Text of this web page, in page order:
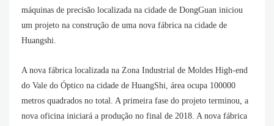
máquinas de precisão localizada na cidade de DongGuan iniciou
um projeto na construção de uma nova fábrica na cidade de
Huangshi.
A nova fábrica localizada na Zona Industrial de Moldes High-end
do Vale do Óptico na cidade de HuangShi, área ocupa 100000
metros quadrados no total. A primeira fase do projeto terminou, a
nova oficina iniciará a produção no final de 2018. A nova fábrica